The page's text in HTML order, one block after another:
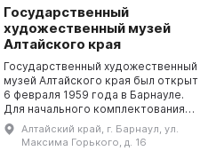
Государственный
художественный музей
Алтайского края
Государственный художественный
музей Алтайского края был открыт
6 февраля 1959 года в Барнауле.
Для начального комплектования
фондов музея помогли
Третьяковская галерея, Русский
музей, Эрмитаж, Истори...
Алтайский край, г. Барнаул, ул.
Максима Горького, д. 16